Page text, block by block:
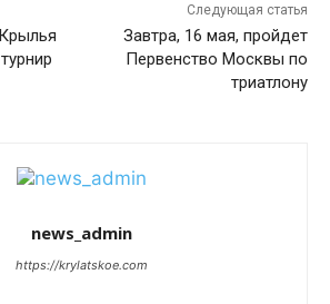
Следующая статья
Завтра, 16 мая, пройдет
Первенство Москвы по
триатлону
news_admin
https://krylatskoe.com